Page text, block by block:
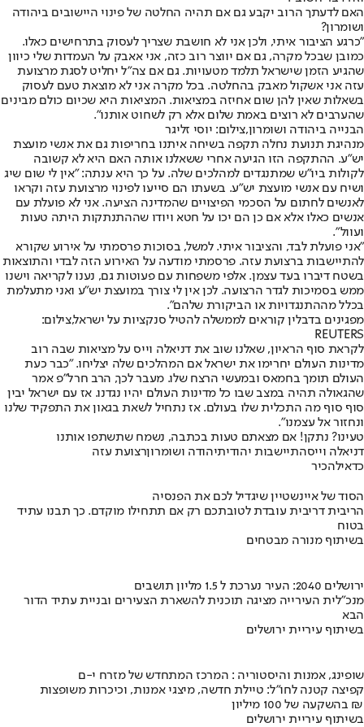
האם לדעתך הרוב יקבע גם אם תהיה החלטה של פינוי היישובים ביהודה
ושומרון?
"כרגע הציבור איתי, ולכן אני לא חושבת שצריך לעסוק בתרחישים כאלו.
כמובן שבכל מקרה, גם אם יווצר רוב כזה, אני אאבק על העמדות שלי כיוון
שהגיע הזמן שישראל תלמד מטעויות. גם אם צה"ל יחליט לסגת מרצועת
עזה אני אשקול מאבק בהחלטה. בכל מקרה אני לא מוצאת טעם לעסוק
בשאלות שאין להן שום אחיזה במציאות. המציאות היא שכיום כולם מבינים
שהערבים לא רוצים באמת שלום אלא רק לשחוט אותנו".
הבנייה ביהודה ושומרון,צילום: יוסי זליגר
מנהיגת תנועת נחלה תקפה בשיחה איתנו בחריפות גם את אנשי מועצת
יש"ע. ההתקפה הזו הגיעה אחרי ששאלנו אותה האם היא לא קשובה
לקולות ביו"ש שמתנגדים למהלכים שלה. על כך היא ענתה: "אין לי שום שיג
ושיח עם אנשי מועצת יש"ע. בשעתו הם סייעו לפינוי מרצועת עזה וקראו
לאנשים לחתום על הסכמי הפיצויים שהמדינה הציעה. אני לא פועלת עם
אנשים כאלו אלא אם כן הם יכו על חטא ויודו שההתנתקות היתה טעות
ועוול".
"אני פועלת לבד, והציבור איתי. למשל, בסוכות פרסמתי על אירוע שקורא
להתיישבות ברצועת עזה. פרסמתי מודעה על האירוע הזה לבדי והתוצאות
בשטח דיברו בעד עצמן. אלפי משפחות עם פעוטות גם, נענו לקריאה וישנו
ממש בסמיכות לגדר הרצועה. לכן אין לי צורך במועצת יש"ע ואני מתעלמת
בכלל מההתנגדויות או הביקורת שלהם".
מפגינים בדבלין קוראים לממשלה להטיל סנקציות על ישראל,צילום:
REUTERS
לקראת סוף הראיון, שאלנו שוב את דניאלה וייס על מציאות שבה רוב
מדינות העולם יחרימו את ישראל אם המהלכים שלה יצליחו. "כבר כעת
העולם תומך בחמאס ובמעשי הרצח שלו. מעבר לכך, הרב חרל"פ אמר
שהגאולה תהיה במצב שבו כל מדינות העולם יהיו נגדנו. אז עם ישראל יבין
סוף סוף מה התכלית שלו בעולם. אז נתחיל לשאת בגאון את התפקיד שלנו
ונחזור אל עצמנו".
טעינו? נתקן! אם מצאתם טעות בכתבה, נשמח שתשתפו אותנו
דניאלה וייסהתיישבות יהודיתיהודה ושומרוןרצועת עזה
כדאילהכיר
הסוד של איינשטיין שיגדיל לכם את הפנסיה
הריבית דריבית עובדת לטובתכם רק אם תתחילו מוקדם. כך תבנו עתיד
בטוח
בשיתוף מנורה מבטחים
ירושלים 2040: העיר נערכת ל 1.5 מליון תושבים
מנכ"לית העירייה מציגה תוכנית להשארת הצעירים ובניית עתיד הדור
הבא
בשיתוף עיריית ירושלים
שופינג, אמנות והיסטוריה : המרכז המתחדש של מזרח י-ם
קפיצה קטנה לחו"ל: טיילת חדשה, מיצגי אמנות, וכיכרות משופצות
בהשקעה של 100 מיליון ₪
בשיתוף עיריית ירושלים